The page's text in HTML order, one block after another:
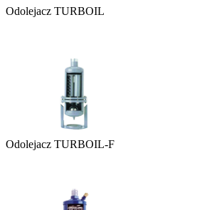
Odolejacz TURBOIL
Odolejacz TURBOIL-F